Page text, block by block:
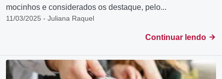
mocinhos e considerados os destaque, pelo...
11/03/2025 - Juliana Raquel
Continuar lendo